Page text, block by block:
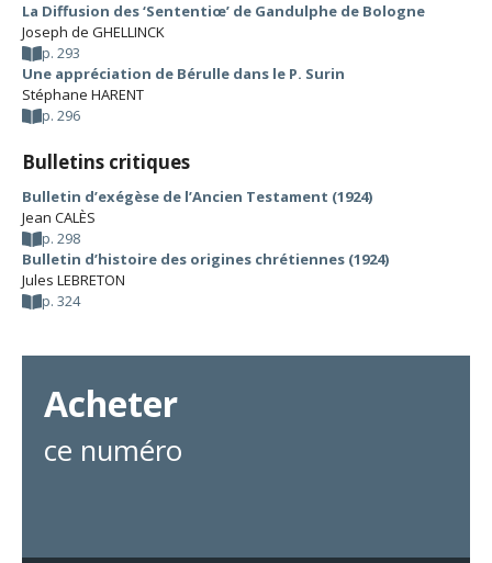
La Diffusion des ‘Sententiœ’ de Gandulphe de Bologne
Joseph de GHELLINCK
p. 293
Une appréciation de Bérulle dans le P. Surin
Stéphane HARENT
p. 296
Bulletins critiques
Bulletin d’exégèse de l’Ancien Testament (1924)
Jean CALÈS
p. 298
Bulletin d’histoire des origines chrétiennes (1924)
Jules LEBRETON
p. 324
Acheter
ce numéro